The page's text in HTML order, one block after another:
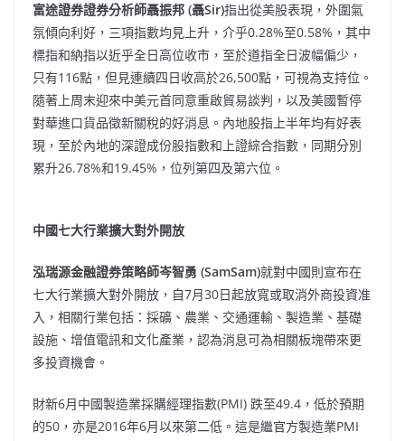
富途證券證券分析師聶振邦 (聶Sir)指出從美股表現，外圍氣
氛傾向利好，三項指數均見上升，介乎0.28%至0.58%，其中
標指和納指以近乎全日高位收市，至於道指全日波幅偏少，
只有116點，但見連續四日收高於26,500點，可視為支持位。
隨著上周末迎來中美元首同意重啟貿易談判，以及美國暫停
對華進口貨品徵新關稅的好消息。內地股指上半年均有好表
現，至於內地的深證成份股指數和上證綜合指數，同期分別
累升26.78%和19.45%，位列第四及第六位。
中國七大行業擴大對外開放
泓瑞源金融證券策略師岑智勇 (SamSam)就對中國則宣布在
七大行業擴大對外開放，自7月30日起放寬或取消外商投資准
入，相關行業包括：採礦、農業、交通運輸、製造業、基礎
設施、增值電訊和文化產業，認為消息可為相關板塊帶來更
多投資機會。
財新6月中國製造業採購經理指數(PMI) 跌至49.4 ，低於預期
的50 ，亦是2016年6月以來第二低。這是繼官方製造業PMI